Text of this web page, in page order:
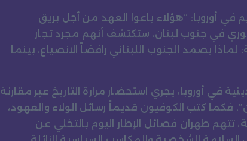
أوروبا: “هؤلاء باعوا العهد من أجل بريق
في جنوب لبنان، ستكتشف أنهم مجرد تجار
يصمد الجنوب اللبناني رافضاً الانصياع، بينما
في أوروبا، يجري استحضار مرارة التاريخ عبر مقارنة
فكما كتب الكوفيون قديماً رسائل الولاء والعهود،
طهران فصائل الإطار اليوم بالتخلي عن